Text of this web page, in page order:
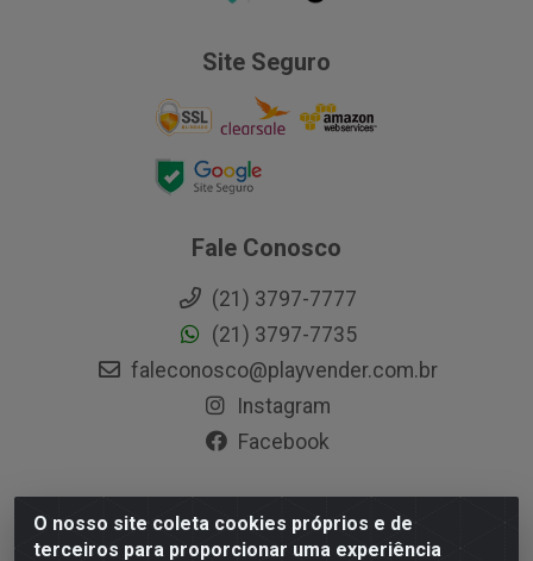
O nosso site coleta cookies próprios e de
terceiros para proporcionar uma experiência
Site Seguro
Fale Conosco
(21) 3797-7777
(21) 3797-7735
faleconosco@playvender.com.br
Instagram
Facebook
Playvender Distribuidora - Avenida Ana Dantas, 183-